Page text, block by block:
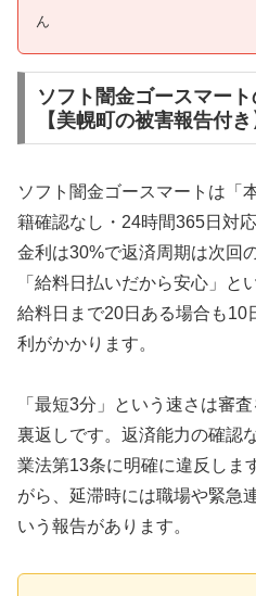
ん
ソフト闇金ゴースマー
【美幌町の被害報告付き
ソフト闇金ゴースマートは「
籍確認なし・24時間365日対
金利は30%で返済周期は次回
「給料日払いだから安心」と
給料日まで20日ある場合も10
利がかかります。
「最短3分」という速さは審
裏返しです。返済能力の確認
業法第13条に明確に違反しま
がら、延滞時には職場や緊急
いう報告があります。